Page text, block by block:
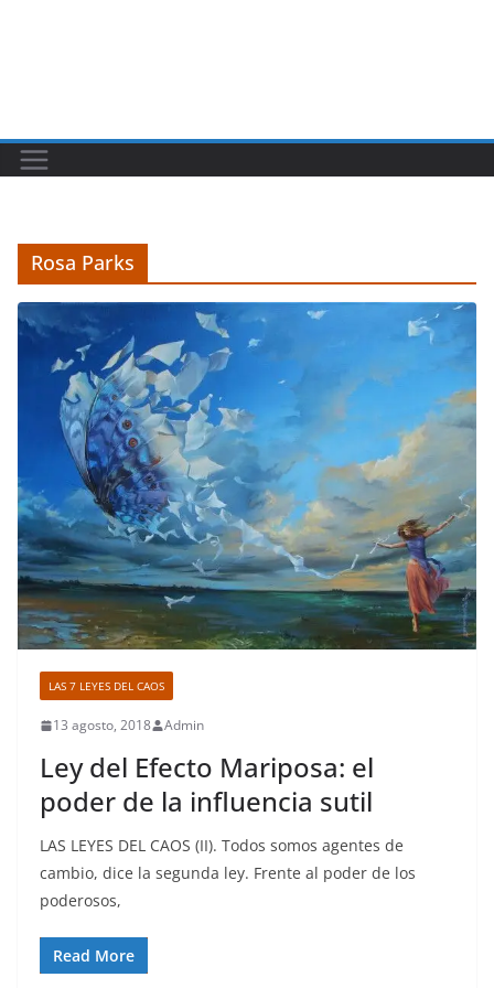
Rosa Parks
LAS 7 LEYES DEL CAOS
13 agosto, 2018 Admin
Ley del Efecto Mariposa: el
poder de la influencia sutil
LAS LEYES DEL CAOS (II). Todos somos agentes de
cambio, dice la segunda ley. Frente al poder de los
poderosos,
Read More